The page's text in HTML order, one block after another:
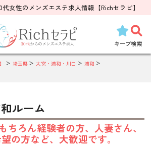
女性のメンズエステ求人情報【Richセラピ】
キープ検索
埼玉県 大宮・浦和・川口
浦和
ルーム
ちろん経験者の方、人妻さん、
の方など、大歓迎です。